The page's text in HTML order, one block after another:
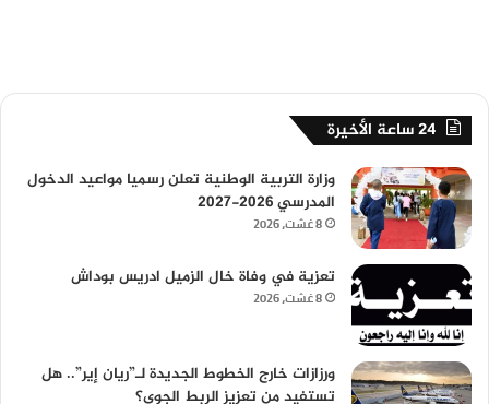
24 ساعة الأخيرة
وزارة التربية الوطنية تعلن رسميا مواعيد الدخول
المدرسي 2026-2027
8 غشت، 2026
تعزية في وفاة خال الزميل ادريس بوداش
8 غشت، 2026
ورزازات خارج الخطوط الجديدة لـ”ريان إير”.. هل
تستفيد من تعزيز الربط الجوي؟